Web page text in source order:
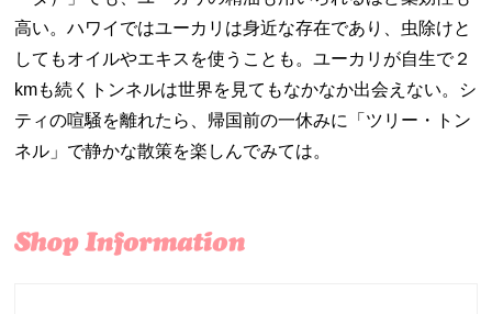
高い。ハワイではユーカリは身近な存在であり、虫除けと
してもオイルやエキスを使うことも。ユーカリが自生で２
kmも続くトンネルは世界を見てもなかなか出会えない。シ
ティの喧騒を離れたら、帰国前の一休みに「ツリー・トン
ネル」で静かな散策を楽しんでみては。